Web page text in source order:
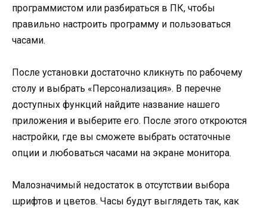
программистом или разбираться в ПК, чтобы
правильно настроить программу и пользоваться
часами.
После установки достаточно кликнуть по рабочему
столу и выбрать «Персонализация». В перечне
доступных функций найдите название нашего
приложения и выберите его. После этого откроются
настройки, где вы сможете выбрать остаточные
опции и любоваться часами на экране монитора.
Малозначимый недостаток в отсутствии выбора
шрифтов и цветов. Часы будут выглядеть так, как